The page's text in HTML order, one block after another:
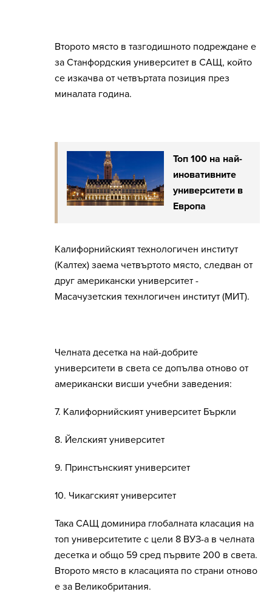
Второто място в тазгодишното подреждане е
за Станфордския университет в САЩ, който
се изкачва от четвъртата позиция през
миналата година.
Топ 100 на най-
иновативните
университети в
Европа
Калифорнийският технологичен институт
(Калтех) заема четвъртото място, следван от
друг американски университет -
Масачузетския технлогичен институт (МИТ).
Челната десетка на най-добрите
университети в света се допълва отново от
американски висши учебни заведения:
7. Калифорнийският университет Бъркли
8. Йелският университет
9. Принстънският университет
10. Чикагският университет
Така САЩ доминира глобалната класация на
топ университетите с цели 8 ВУЗ-а в челната
десетка и общо 59 сред първите 200 в света.
Второто място в класацията по страни отново
е за Великобритания.